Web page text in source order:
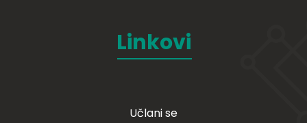
Linkovi
Učlani se